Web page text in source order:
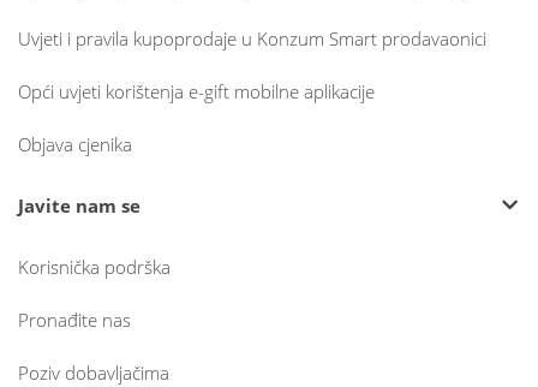
Uvjeti i pravila kupoprodaje u Konzum Smart prodavaonici
Opći uvjeti korištenja e-gift mobilne aplikacije
Objava cjenika
Javite nam se
Korisnička podrška
Pronađite nas
Poziv dobavljačima